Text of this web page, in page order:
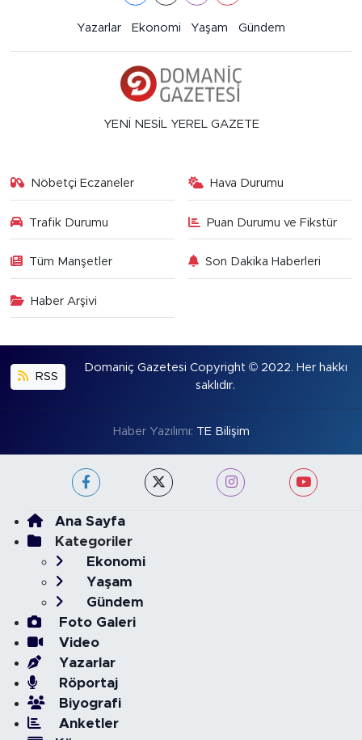
Yazarlar Ekonomi Yaşam Gündem
YENİ NESİL YEREL GAZETE
Nöbetçi Eczaneler Hava Durumu
Trafik Durumu Puan Durumu ve Fikstür
Tüm Manşetler Son Dakika Haberleri
Haber Arşivi
RSS
Domaniç Gazetesi Copyright © 2022. Her hakkı
saklıdır.
Haber Yazılımı: TE Bilişim
Ana Sayfa
Kategoriler
Ekonomi
Yaşam
Gündem
Foto Galeri
Video
Yazarlar
Röportaj
Biyografi
Anketler